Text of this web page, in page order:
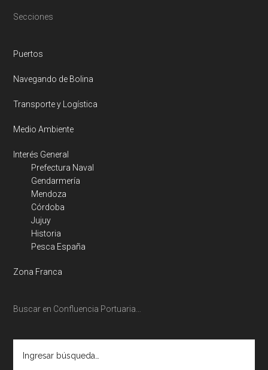
Footer
Secciones
Puertos
Navegando de Bolina
Transporte y Logística
Medio Ambiente
Interés General
Prefectura Naval
Gendarmería
Mendoza
Córdoba
Jujuy
Historia
Pesca España
Zona Franca
Buscar en Confluencia Portuaria…
búsqueda…